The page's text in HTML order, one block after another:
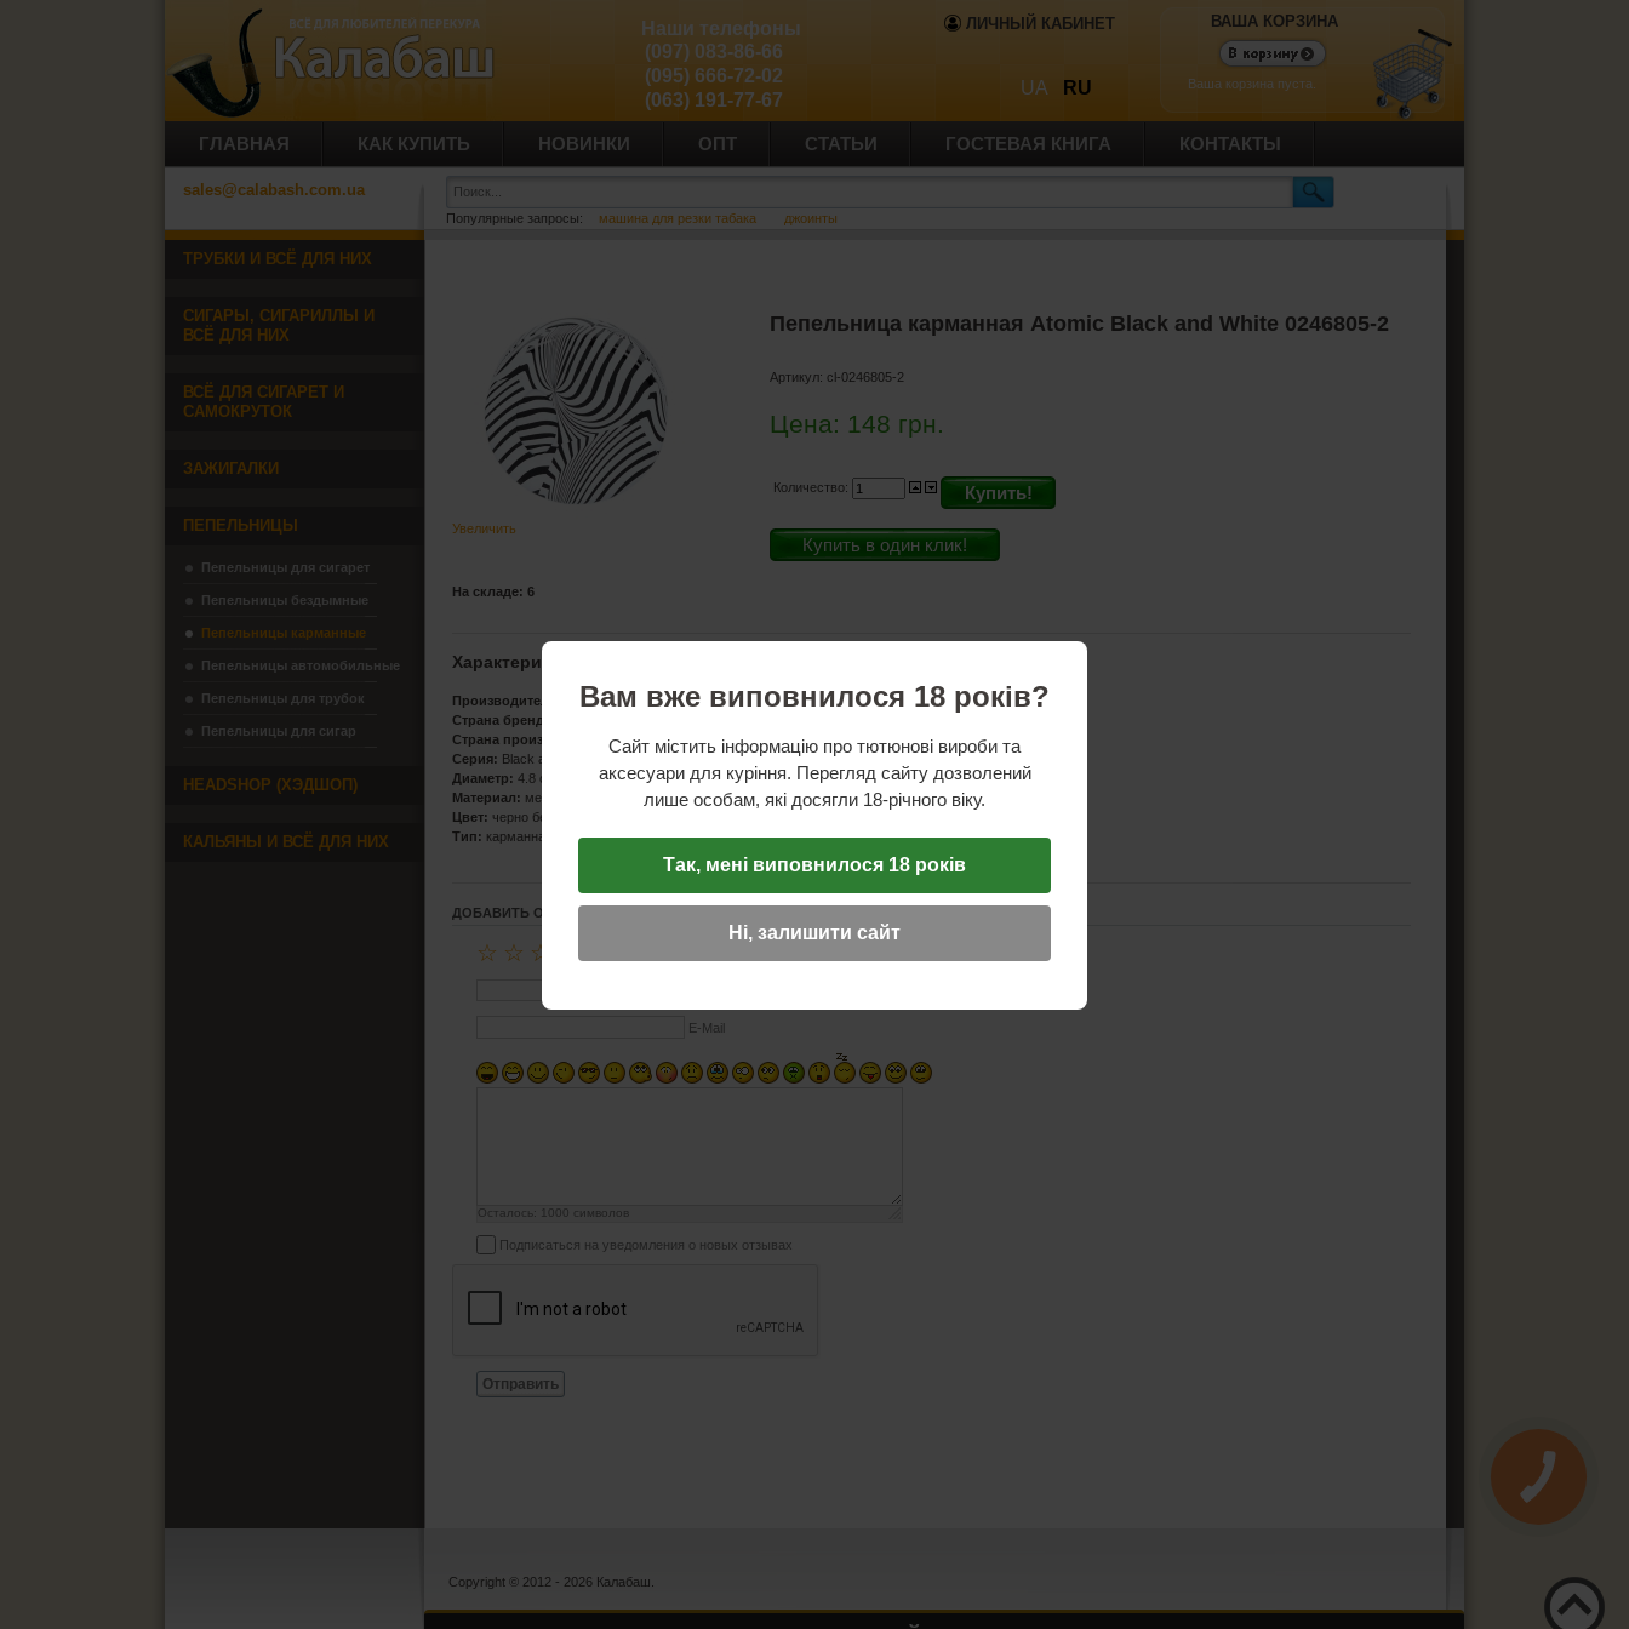
ЛИЧНЫЙ КАБИНЕТ
UA RU
Наши телефоны
(097) 083-86-66
(095) 666-72-02
(063) 191-77-67
ВАША КОРЗИНА
Ваша корзина пуста.
ГЛАВНАЯ КАК КУПИТЬ НОВИНКИ ОПТ СТАТЬИ ГОСТЕВАЯ КНИГА КОНТАКТЫ
sales@calabash.com.ua
Популярные запросы: машина для резки табака джоинты
Увеличить
Пепельница карманная Atomic Black and White 0246805-2
Артикул:cl-0246805-2
Цена: 148 грн.
Количество: Купить!
Купить в один клик!
На складе: 6
Характеристики
Производитель:
Atomic
Страна бренда:
Страна производитель:Китай
Серия: Black and White
Диаметр: 4.8 см
Материал: металл
Цвет: черно белый
Тип: карманная
ДОБАВИТЬ ОТЗЫВ
☆
☆
☆
☆
E-Mail
Осталось: 1000 символов
Подписаться на уведомления о новых отзывах
Отправить
ТРУБКИ И ВСЁ ДЛЯ НИХ
СИГАРЫ, СИГАРИЛЛЫ И
ВСЁ ДЛЯ НИХ
ВСЁ ДЛЯ СИГАРЕТ И
САМОКРУТОК
ЗАЖИГАЛКИ
ПЕПЕЛЬНИЦЫ
Пепельницы для сигарет
Пепельницы бездымные
Пепельницы карманные
Пепельницы автомобильные
Пепельницы для трубок
Пепельницы для сигар
HEADSHOP (ХЭДШОП)
КАЛЬЯНЫ И ВСЁ ДЛЯ НИХ
Copyright © 2012 - 2026 Калабаш.
Вам вже виповнилося 18 років?
Сайт містить інформацію про тютюнові вироби та
аксесуари для куріння. Перегляд сайту дозволений
лише особам, які досягли 18-річного віку.
Так, мені виповнилося 18 років
Ні, залишити сайт